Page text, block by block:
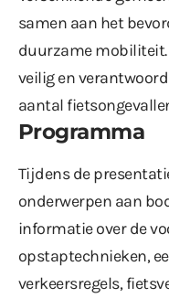
samen aan het
duurzame mobiliteit.
veilig en
aantal
Programma
Tijdens de
onderwerpen aan
informatie over de
opstaptechnieken,
verkeersregels,